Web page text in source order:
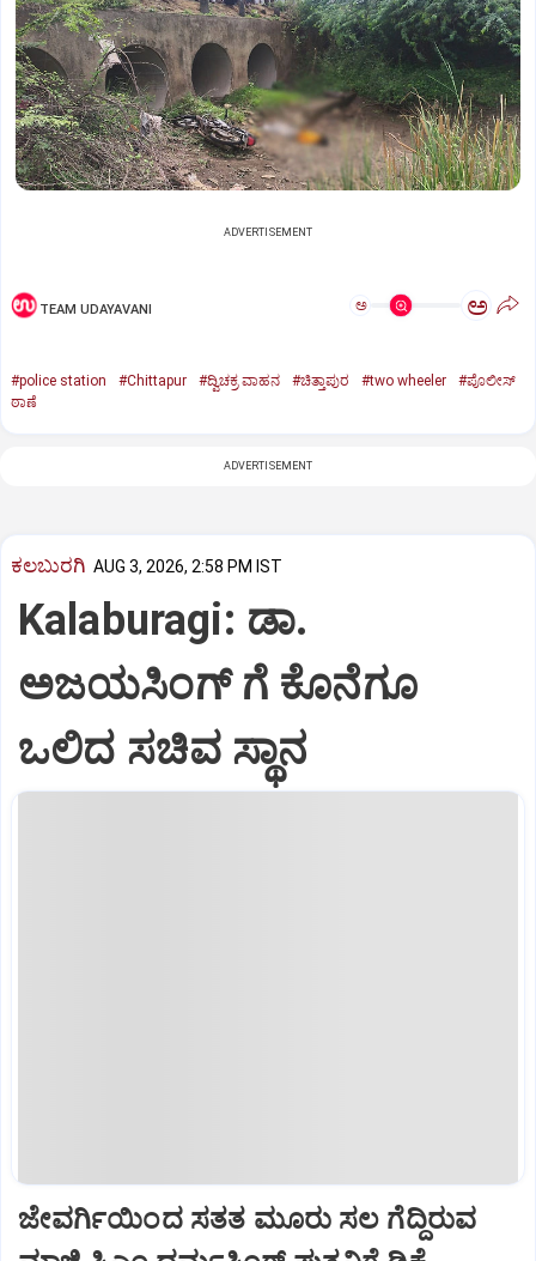
ADVERTISEMENT
TEAM UDAYAVANI ಅ ಅ
#police station #Chittapur #ದ್ವಿಚಕ್ರ ವಾಹನ #ಚಿತ್ತಾಪುರ #two wheeler
#ಪೊಲೀಸ್
ಠಾಣೆ
ADVERTISEMENT
ಕಲಬುರಗಿ AUG 3, 2026, 2:58 PM IST
Kalaburagi: ಡಾ.
ಅಜಯಸಿಂಗ್ ಗೆ ಕೊನೆಗೂ
ಒಲಿದ ಸಚಿವ ಸ್ಥಾನ
ಜೇವರ್ಗಿಯಿಂದ ಸತತ ಮೂರು ಸಲ ಗೆದ್ದಿರುವ